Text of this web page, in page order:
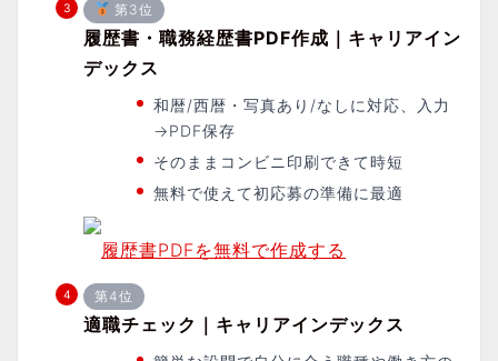
第3位
履歴書・職務経歴書PDF作成｜キャリアイン
デックス
和暦/西暦・写真あり/なしに対応、入力
→PDF保存
そのままコンビニ印刷できて時短
無料で使えて初応募の準備に最適
履歴書PDFを無料で作成する
第4位
適職チェック｜キャリアインデックス